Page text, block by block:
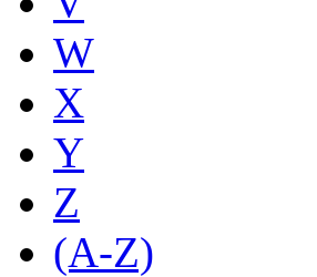
W
X
Y
Z
(A-Z)